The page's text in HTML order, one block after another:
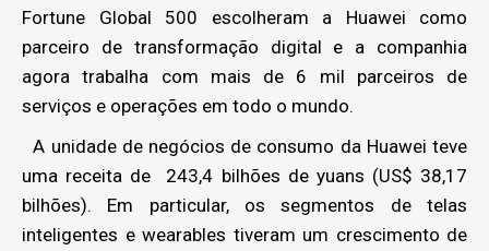
Fortune Global 500 escolheram a Huawei como
parceiro de transformação digital e a companhia
agora trabalha com mais de 6 mil parceiros de
serviços e operações em todo o mundo.
A unidade de negócios de consumo da Huawei teve
uma receita de 243,4 bilhões de yuans (US$ 38,17
bilhões). Em particular, os segmentos de telas
inteligentes e wearables tiveram um crescimento de